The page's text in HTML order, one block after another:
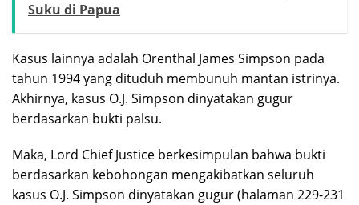
Suku di Papua
Kasus lainnya adalah Orenthal James Simpson pada
tahun 1994 yang dituduh membunuh mantan istrinya.
Akhirnya, kasus O.J. Simpson dinyatakan gugur
berdasarkan bukti palsu.
Maka, Lord Chief Justice berkesimpulan bahwa bukti
berdasarkan kebohongan mengakibatkan seluruh
kasus O.J. Simpson dinyatakan gugur (halaman 229-231